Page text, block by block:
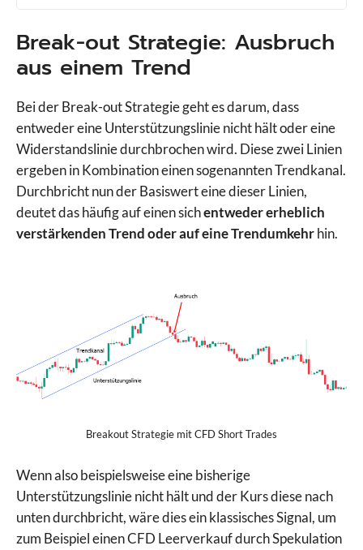
Break-out Strategie: Ausbruch
aus einem Trend
Bei der Break-out Strategie geht es darum, dass
entweder eine Unterstützungslinie nicht hält oder eine
Widerstandslinie durchbrochen wird. Diese zwei Linien
ergeben in Kombination einen sogenannten Trendkanal.
Durchbricht nun der Basiswert eine dieser Linien,
deutet das häufig auf einen sichentweder erheblich
verstärkenden Trend oder auf eine Trendumkehrhin.
Breakout Strategie mit CFD Short Trades
Wenn also beispielsweise eine bisherige
Unterstützungslinie nicht hält und der Kurs diese nach
unten durchbricht, wäre dies ein klassisches Signal, um
zum Beispiel einen CFD Leerverkauf durch Spekulation